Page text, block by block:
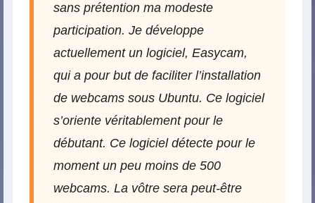
sans prétention ma modeste
participation. Je développe
actuellement un logiciel, Easycam,
qui a pour but de faciliter l’installation
de webcams sous Ubuntu. Ce logiciel
s’oriente véritablement pour le
débutant. Ce logiciel détecte pour le
moment un peu moins de 500
webcams. La vôtre sera peut-être